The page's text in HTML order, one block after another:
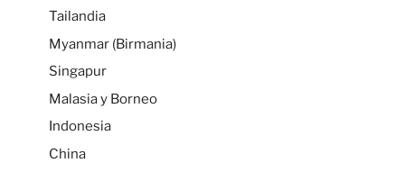
Tailandia
Myanmar (Birmania)
Singapur
Malasia y Borneo
Indonesia
China